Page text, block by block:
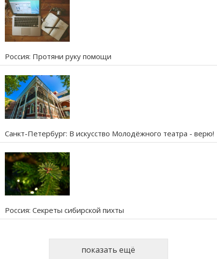
Россия: Протяни руку помощи
Санкт-Петербург: В искусство Молодёжного театра - верю!
Россия: Секреты сибирской пихты
показать ещё